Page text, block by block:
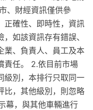
、財經資訊僅供參
正確性、即時性，資訊
如該資訊存有錯誤、
業、負責人、員工及本
責任。 2.依目前市場
級別，本排行只取同一
比，其他級別，則忽略
幕，與其他車輛進行